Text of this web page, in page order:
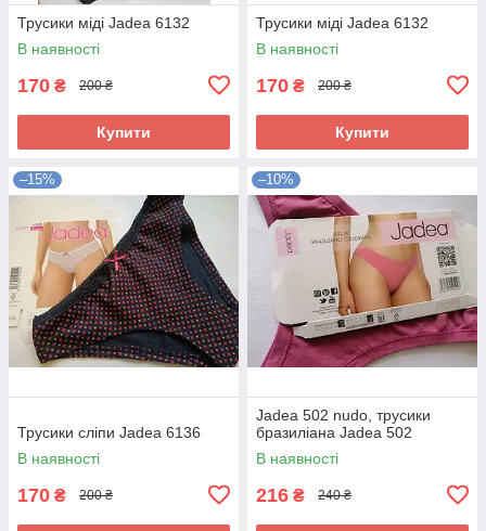
Трусики міді Jadea 6132
В наявності
170 ₴ 200 ₴
Купити
Трусики міді Jadea 6132
В наявності
170 ₴ 200 ₴
Купити
–15%
Трусики сліпи Jadea 6136
В наявності
170 ₴ 200 ₴
–10%
Jadea 502 nudo, трусики
бразиліана Jadea 502
В наявності
216 ₴ 240 ₴